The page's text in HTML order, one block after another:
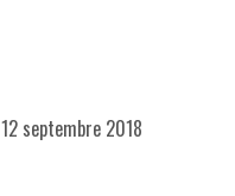
12 septembre 2018